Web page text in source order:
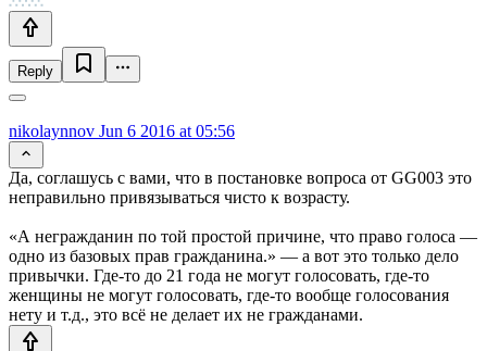
Reply
nikolaynnov Jun 6 2016 at 05:56
Да, соглашусь с вами, что в постановке вопроса от GG003 это
неправильно привязываться чисто к возрасту.
«А негражданин по той простой причине, что право голоса —
одно из базовых прав гражданина.» — а вот это только дело
привычки. Где-то до 21 года не могут голосовать, где-то
женщины не могут голосовать, где-то вообще голосования
нету и т.д., это всё не делает их не гражданами.